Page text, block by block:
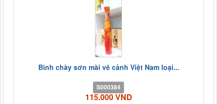
Bình chày sơn mài vẽ cảnh Việt Nam loại...
S000384
115.000 VND